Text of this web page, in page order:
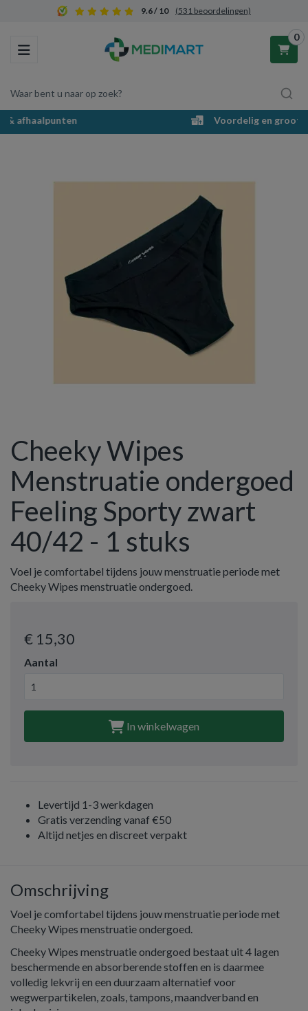
9.6 / 10 (531 beoordelingen)
Toggle navigation
Waar bent u naar op zoek?
0
Winkelwagen
Uw winkelwagen is leeg.
Vul hem met producten.
Voordelig en groot assortiment
Cheeky Wipes
Menstruatie ondergoed
Feeling Sporty zwart
40/42 - 1 stuks
Voel je comfortabel tijdens jouw menstruatie periode met
Cheeky Wipes menstruatie ondergoed.
€ 15,30
Aantal
In winkelwagen
Levertijd 1-3 werkdagen
Gratis verzending vanaf €50
Altijd netjes en discreet verpakt
Omschrijving
Voel je comfortabel tijdens jouw menstruatie periode met
Cheeky Wipes menstruatie ondergoed.
Cheeky Wipes menstruatie ondergoed bestaat uit 4 lagen
beschermende en absorberende stoffen en is daarmee
volledig lekvrij en een duurzaam alternatief voor
wegwerpartikelen, zoals, tampons, maandverband en